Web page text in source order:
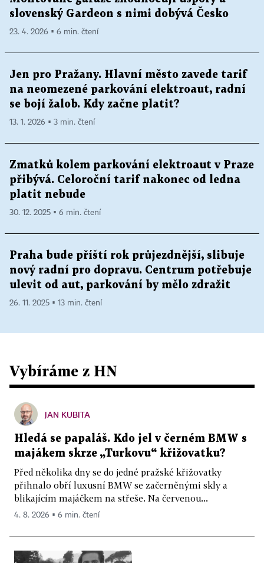
slovenský Gardeon s nimi dobývá Česko
23. 4. 2026 ▪ 6 min. čtení
Jen pro Pražany. Hlavní město zavede tarif
na neomezené parkování elektroaut, radní
se bojí žalob. Kdy začne platit?
13. 1. 2026 ▪ 3 min. čtení
Zmatků kolem parkování elektroaut v Praze
přibývá. Celoroční tarif nakonec od ledna
platit nebude
30. 12. 2025 ▪ 6 min. čtení
Praha bude příští rok průjezdnější, slibuje
nový radní pro dopravu. Centrum potřebuje
ulevit od aut, parkování by mělo zdražit
26. 11. 2025 ▪ 13 min. čtení
Vybíráme z HN
JAN KUBITA
Hledá se papaláš. Kdo jel v černém BMW s
majákem skrze „Turkovu“ křižovatku?
Před několika dny se do jedné pražské křižovatky
přihnalo obří luxusní BMW se začerněnými skly a
blikajícím majáčkem na střeše. Na červenou...
4. 8. 2026 ▪ 6 min. čtení